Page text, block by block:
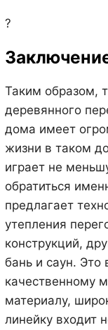
?
Таким образом,
деревянного
дома имеет
жизни в таком
играет не
обратиться
предлагает
утепления
конструкций,
бань и саун. Это
качественному
материалу,
линейку входит